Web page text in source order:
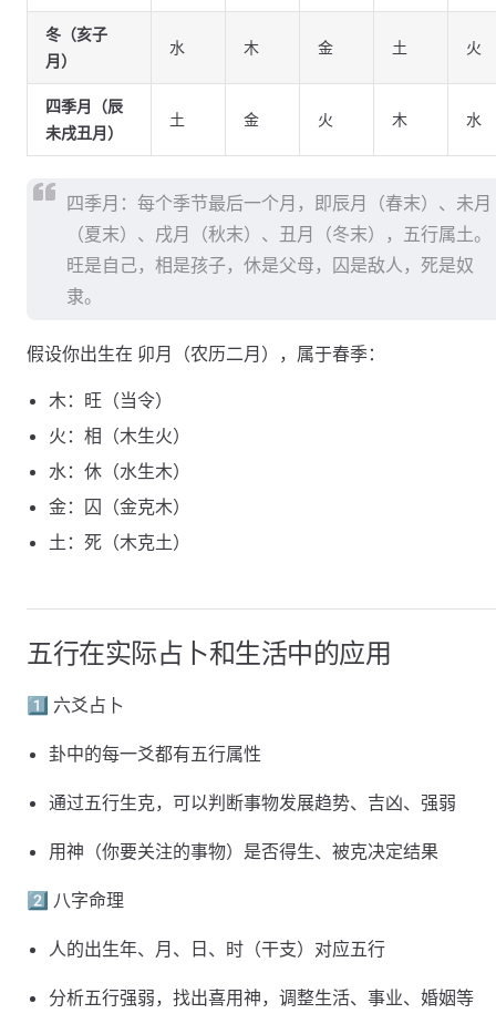
冬（亥子
月）
水 木 金 土 火
四季月（辰
未戌丑月）
土 金 火 木 水
四季月：每个季节最后一个月，即辰月（春末）、未月
（夏末）、戌月（秋末）、丑月（冬末），五行属土。
旺是自己，相是孩子，休是父母，囚是敌人，死是奴
隶。
假设你出生在 卯月（农历二月），属于春季：
木：旺（当令）
火：相（木生火）
水：休（水生木）
金：囚（金克木）
土：死（木克土）
五行在实际占卜和生活中的应用
1️⃣ 六爻占卜
卦中的每一爻都有五行属性
通过五行生克，可以判断事物发展趋势、吉凶、强弱
用神（你要关注的事物）是否得生、被克决定结果
2️⃣ 八字命理
人的出生年、月、日、时（干支）对应五行
分析五行强弱，找出喜用神，调整生活、事业、婚姻等